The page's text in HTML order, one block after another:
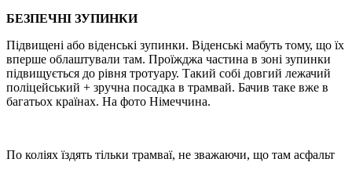
БЕЗПЕЧНІ ЗУПИНКИ
Підвищені або віденські зупинки. Віденські мабуть тому, що їх
вперше облаштували там. Проїжджа частина в зоні зупинки
підвищується до рівня тротуару. Такий собі довгий лежачий
поліцейський + зручна посадка в трамвай. Бачив таке вже в
багатьох країнах. На фото Німеччина.
По коліях їздять тільки трамваї, не зважаючи, що там асфальт